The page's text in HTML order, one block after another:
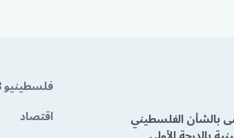
بالشأن الفلسطيني
فلسطينيو 48
اقتصاد